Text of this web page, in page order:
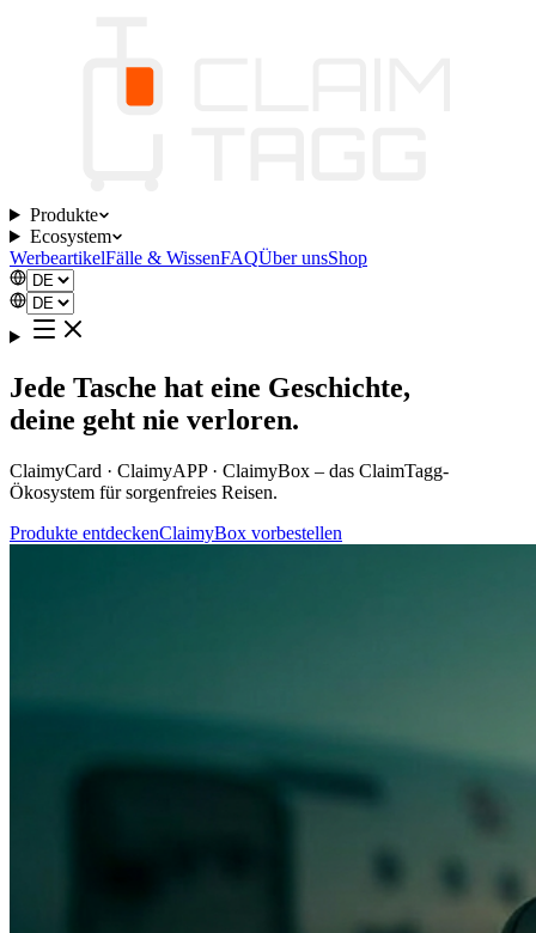
Produkte
Ecosystem
WerbeartikelFälle & WissenFAQÜber unsShop
Jede Tasche hat eine Geschichte,
deine geht nie verloren.
ClaimyCard · ClaimyAPP · ClaimyBox – das ClaimTagg-
Ökosystem für sorgenfreies Reisen.
Produkte entdeckenClaimyBox vorbestellen